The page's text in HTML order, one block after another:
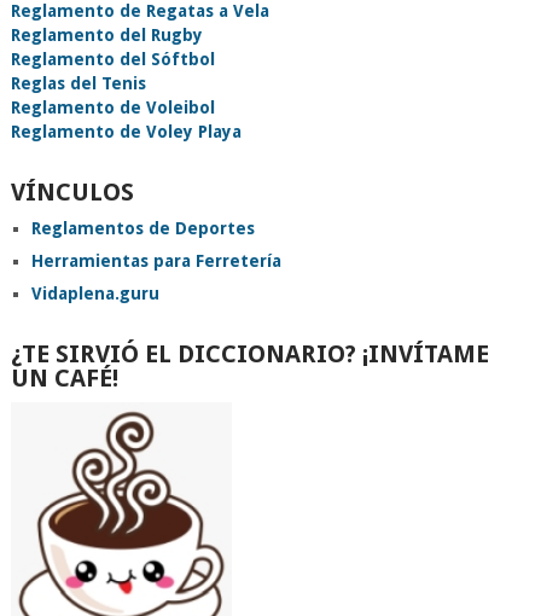
Reglamento de Regatas a Vela
Reglamento del Rugby
Reglamento del Sóftbol
Reglas del Tenis
Reglamento de Voleibol
Reglamento de Voley Playa
VÍNCULOS
Reglamentos de Deportes
Herramientas para Ferretería
Vidaplena.guru
¿TE SIRVIÓ EL DICCIONARIO? ¡INVÍTAME
UN CAFÉ!